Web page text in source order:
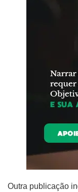
Outra publicação